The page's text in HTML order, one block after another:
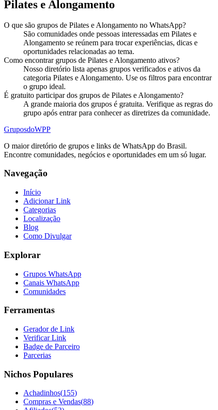
Pilates e Alongamento
O que são grupos de Pilates e Alongamento no WhatsApp?
São comunidades onde pessoas interessadas em Pilates e
Alongamento se reúnem para trocar experiências, dicas e
oportunidades relacionadas ao tema.
Como encontrar grupos de Pilates e Alongamento ativos?
Nosso diretório lista apenas grupos verificados e ativos da
categoria Pilates e Alongamento. Use os filtros para encontrar
o grupo ideal.
É gratuito participar dos grupos de Pilates e Alongamento?
A grande maioria dos grupos é gratuita. Verifique as regras do
grupo após entrar para conhecer as diretrizes da comunidade.
GruposdoWPP
O maior diretório de grupos e links de WhatsApp do Brasil.
Encontre comunidades, negócios e oportunidades em um só lugar.
Navegação
Início
Adicionar Link
Categorias
Localização
Blog
Como Divulgar
Explorar
Grupos WhatsApp
Canais WhatsApp
Comunidades
Ferramentas
Gerador de Link
Verificar Link
Badge de Parceiro
Parcerias
Nichos Populares
Achadinhos(155)
Compras e Vendas(88)